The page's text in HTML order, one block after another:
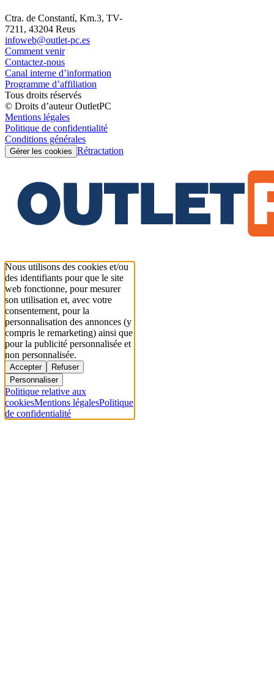
Ctra. de Constantí, Km.3, TV-
7211, 43204 Reus
infoweb@outlet-pc.es
Comment venir
Contactez-nous
Canal interne d’information
Programme d’affiliation
Tous droits réservés
© Droits d’auteur OutletPC
Mentions légales
Politique de confidentialité
Conditions générales
Gérer les cookies Rétractation
Nous utilisons des cookies et/ou
des identifiants pour que le site
web fonctionne, pour mesurer
son utilisation et, avec votre
consentement, pour la
personnalisation des annonces (y
compris le remarketing) ainsi que
pour la publicité personnalisée et
non personnalisée.
Accepter
Refuser
Personnaliser
Politique relative aux
cookiesMentions légalesPolitique
de confidentialité